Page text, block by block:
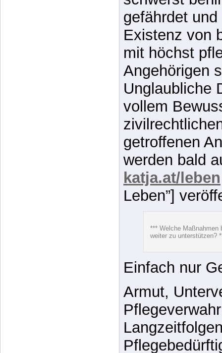
Verfassung
und
schwerst
gefährdet
Existenz von
mit höchst
Angehörigen
Unglaubliche
vollem
werden bald
Leben”]
*** Welche Maßnahmen
weiter zu unterstützen?
Einfach nur